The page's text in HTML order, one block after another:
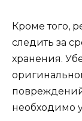
Кроме того,
следить за
хранения.
необходимо